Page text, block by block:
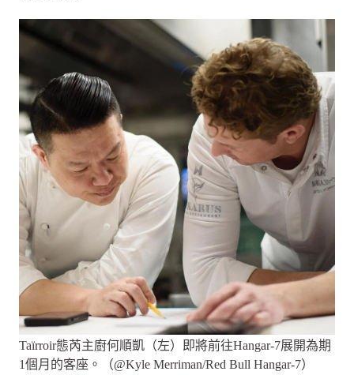
Taïrroir態芮主廚何順凱（左）即將前往Hangar-7展開為期
1個月的客座。（@Kyle Merriman/Red Bull Hangar-7）